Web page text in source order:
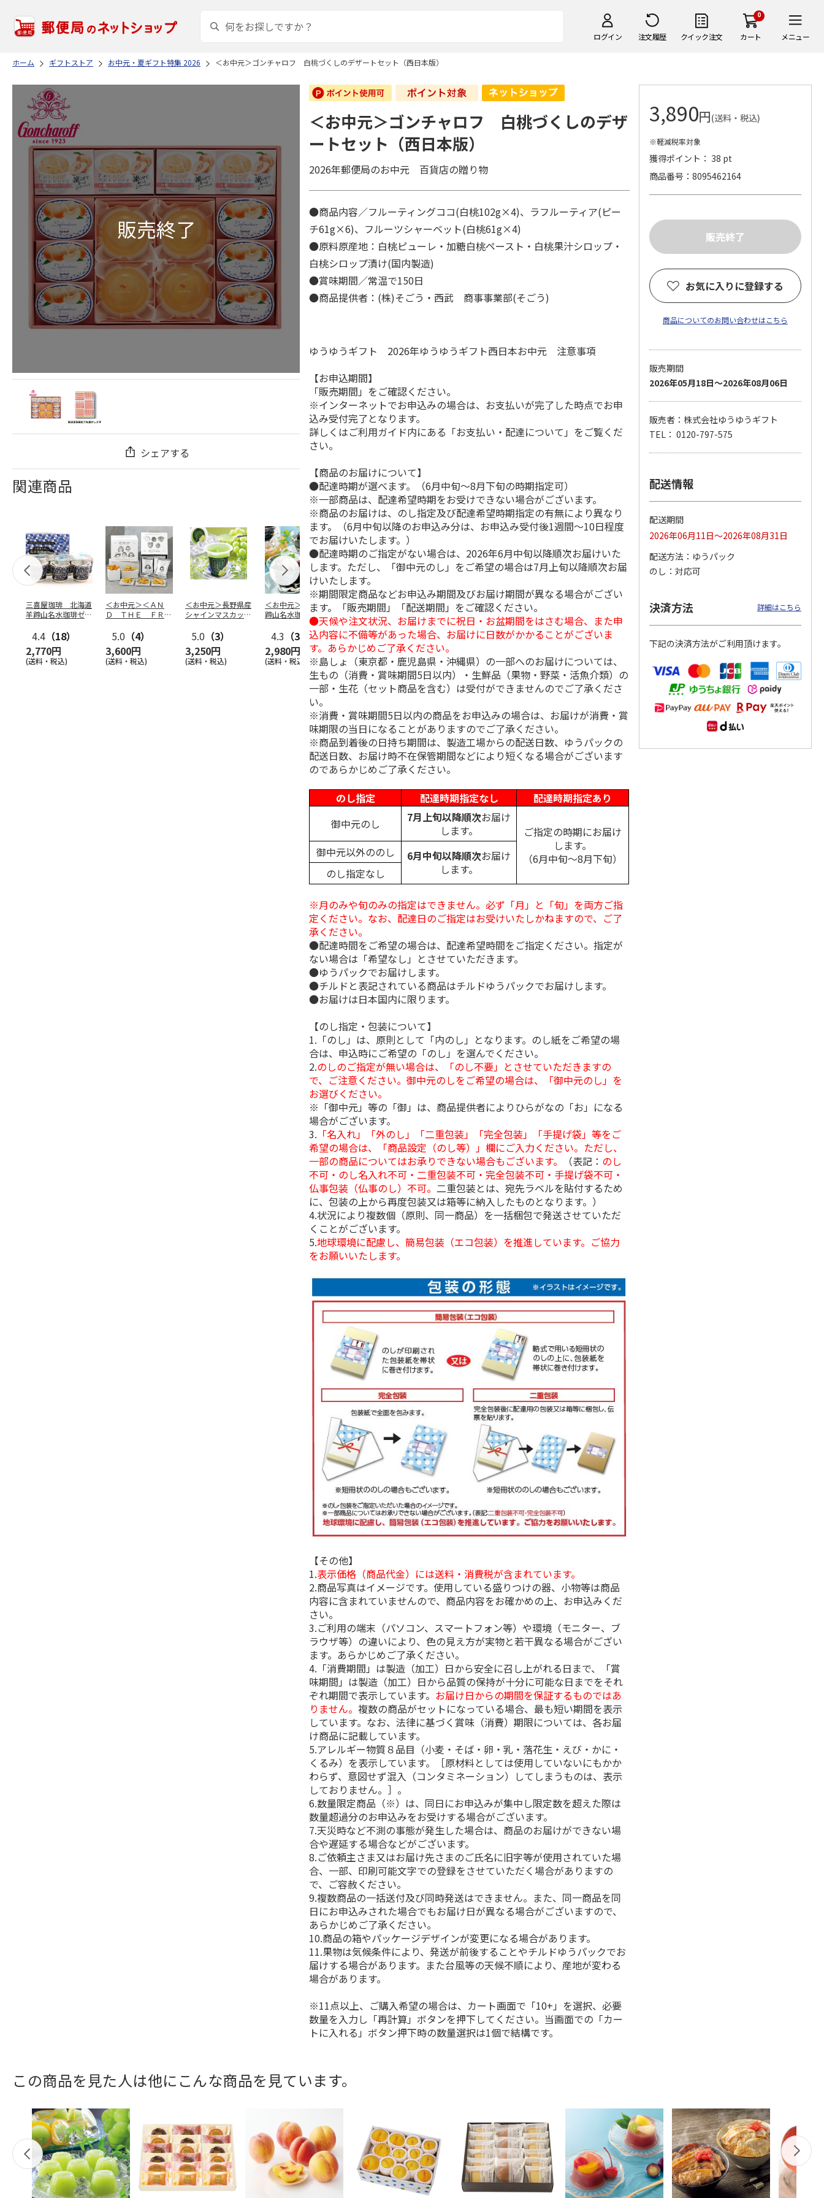
ログイン 注文履歴 クイック注文
0
カート メニュー
ホーム ギフトストア お中元・夏ギフト特集 2026 ＜お中元＞ゴンチャロフ 白桃づくしのデザートセット（西日本版）
シェアする
関連商品
三喜屋珈琲 北海道
羊蹄山名水珈琲ゼリ
4.4 （18）
2,770円
(送料・税込)
＜お中元＞＜ＡＮ
Ｄ ＴＨＥ ＦＲＩ
ト５種
…
5.0 （4）
3,600円
(送料・税込)
＜お中元＞長野県産
シャインマスカット
5.0 （3）
3,250円
(送料・税込)
＜お中元＞北海道羊
蹄山名水珈琲ゼリー
4.3 （3）
2,980円
(送料・税込)
＜お中元＞＜ひとと
え＞３層デザートジ
ュレパフェ～国産フ
ルー…
4.7（10）
2,980円
(送料・税込)
＜お中元＞＜銀座千
疋屋＞銀座ゼリー９
個
5.0 （5）
3,240円
(送料・税込)
バンホーテン「チョ
コレートシロップポ
ーション」
30g×21…
(送料・税込)
＜沼津深海プリン工
房＞プレーン・深海
プリンセット
(送料・税込)
【冷凍】三國シェフ
推奨 2種のブリュレ
6個セット(クレー…
5.0 （4）
4,320円
＜お中元＞＜ねんり
ん家＞夏限定 ひと
くちバーム詰合せ
3,980円
(送料・税込)
＜お中元＞ゴンチャロフ 白桃づくしのデザ
ートセット（西日本版）
2026年郵便局のお中元 百貨店の贈り物
●商品内容／フルーティングココ(白桃102g×4)、ラフルーティア(ピー
チ61g×6)、フルーツシャーベット(白桃61g×4)
●原料原産地：白桃ピューレ・加糖白桃ペースト・白桃果汁シロップ・
白桃シロップ漬け(国内製造)
●賞味期間／常温で150日
●商品提供者：(株)そごう・西武 商事事業部(そごう)
ゆうゆうギフト 2026年ゆうゆうギフト西日本お中元 注意事項
【お申込期間】
「販売期間」をご確認ください。
※インターネットでお申込みの場合は、お支払いが完了した時点でお申
込み受付完了となります。
詳しくはご利用ガイド内にある「お支払い・配達について」をご覧くだ
さい。
【商品のお届けについて】
●配達時期が選べます。（6月中旬～8月下旬の時期指定可）
※一部商品は、配達希望時期をお受けできない場合がございます。
※商品のお届けは、のし指定及び配達希望時期指定の有無により異なり
ます。（6月中旬以降のお申込み分は、お申込み受付後1週間～10日程度
でお届けいたします。）
●配達時期のご指定がない場合は、2026年6月中旬以降順次お届けいた
します。ただし、「御中元のし」をご希望の場合は7月上旬以降順次お届
けいたします。
※期間限定商品などお申込み期間及びお届け期間が異なる場合がござい
ます。「販売期間」「配送期間」をご確認ください。
●天候や注文状況、お届けまでに祝日・お盆期間をはさむ場合、また申
込内容に不備等があった場合、お届けに日数がかかることがございま
す。あらかじめご了承ください。
※島しょ（東京都・鹿児島県・沖縄県）の一部へのお届けについては、
生もの（消費・賞味期間5日以内）・生鮮品（果物・野菜・活魚介類）の
一部・生花（セット商品を含む）は受付ができませんのでご了承くださ
い。
※消費・賞味期間5日以内の商品をお申込みの場合は、お届けが消費・賞
味期限の当日になることがありますのでご了承ください。
※商品到着後の日持ち期間は、製造工場からの配送日数、ゆうパックの
配送日数、お届け時不在保管期間などにより短くなる場合がございます
のであらかじめご了承ください。
のし指定
配達時期指定なし
配達時期指定あり
御中元のし
7月上旬以降順次お届け
します。
ご指定の時期にお届け
します。
（6月中旬～8月下旬）
御中元以外ののし 6月中旬以降順次お届け
します。
のし指定なし
※月のみや旬のみの指定はできません。必ず「月」と「旬」を両方ご指
定ください。なお、配達日のご指定はお受けいたしかねますので、ご了
承ください。
●配達時間をご希望の場合は、配達希望時間をご指定ください。指定が
ない場合は「希望なし」とさせていただきます。
●ゆうパックでお届けします。
●チルドと表記されている商品はチルドゆうパックでお届けします。
●お届けは日本国内に限ります。
【のし指定・包装について】
1.「のし」は、原則として「内のし」となります。のし紙をご希望の場
合は、申込時にご希望の「のし」を選んでください。
2.のしのご指定が無い場合は、「のし不要」とさせていただきますの
で、ご注意ください。御中元のしをご希望の場合は、「御中元のし」を
お選びください。
※「御中元」等の「御」は、商品提供者によりひらがなの「お」になる
場合がございます。
3. 「名入れ」「外のし」「二重包装」「完全包装」「手提げ袋」等をご
希望の場合は、「商品設定（のし等）」欄にご入力ください。ただし、
一部の商品についてはお承りできない場合もございます。
（表記： のし
不可・のし名入れ不可・二重包装不可・完全包装不可・手提げ袋不可・
仏事包装（仏事のし）不可。 二重包装とは、宛先ラベルを貼付するため
に、包装の上から再度包装又は箱等に納入したものとなります。）
4.状況により複数個（原則、同一商品）を一括梱包で発送させていただ
くことがございます。
5.地球環境に配慮し、簡易包装（エコ包装）を推進しています。ご協力
をお願いいたします。
【その他】
1.表示価格（商品代金）には送料・消費税が含まれています。
2.商品写真はイメージです。使用している盛りつけの器、小物等は商品
内容に含まれていませんので、商品内容をお確かめの上、お申込みくだ
さい。
3.ご利用の端末（パソコン、スマートフォン等）や環境（モニター、ブ
ラウザ等）の違いにより、色の見え方が実物と若干異なる場合がござい
ます。あらかじめご了承ください。
4.「消費期間」は製造（加工）日から安全に召し上がれる日まで、「賞
味期間」は製造（加工）日から品質の保持が十分に可能な日までをそれ
ぞれ期間で表示しています。 お届け日からの期間を保証するものではあ
りません。複数の商品がセットになっている場合、最も短い期間を表示
しています。なお、法律に基づく賞味（消費）期限については、各お届
け商品に記載しています。
5.アレルギー物質８品目（小麦・そば・卵・乳・落花生・えび・かに・
くるみ）を表示しています。［原材料としては使用していないにもかか
わらず、意図せず混入（コンタミネーション）してしまうものは、表示
しておりません。］。
6.数量限定商品（※）は、同日にお申込みが集中し限定数を超えた際は
数量超過分のお申込みをお受けする場合がございます。
7.天災時など不測の事態が発生した場合は、商品のお届けができない場
合や遅延する場合などがございます。
8.ご依頼主さま又はお届け先さまのご氏名に旧字等が使用されていた場
合、一部、印刷可能文字での登録をさせていただく場合がありますの
で、ご容赦ください。
9.複数商品の一括送付及び同時発送はできません。また、同一商品を同
日にお申込みされた場合でもお届け日が異なる場合がございますので、
あらかじめご了承ください。
10.商品の箱やパッケージデザインが変更になる場合があります。
11.果物は気候条件により、発送が前後することやチルドゆうパックでお
届けする場合があります。また台風等の天候不順により、産地が変わる
場合があります。
※11点以上、ご購入希望の場合は、カート画面で「10+」を選択、必要
数量を入力し「再計算」ボタンを押下してください。当画面での「カー
トに入れる」ボタン押下時の数量選択は1個で結構です。
3,890円(送料・税込)
※軽減税率対象
獲得ポイント： 38 pt
商品番号
8095462164
お気に入りに登録する
商品についてのお問い合わせはこちら
販売期間
2026年05月18日～2026年08月06日
販売者：株式会社ゆうゆうギフト
TEL： 0120-797-575
配送情報
配送期間
2026年06月11日～2026年08月31日
配送方法
ゆうパック
のし
対応可
決済方法 詳細はこちら
下記の決済方法がご利用頂けます。
この商品を見た人は他にこんな商品を見ています。